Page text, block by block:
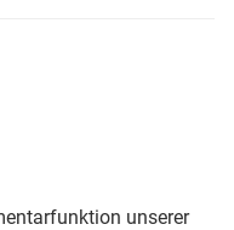
unserer